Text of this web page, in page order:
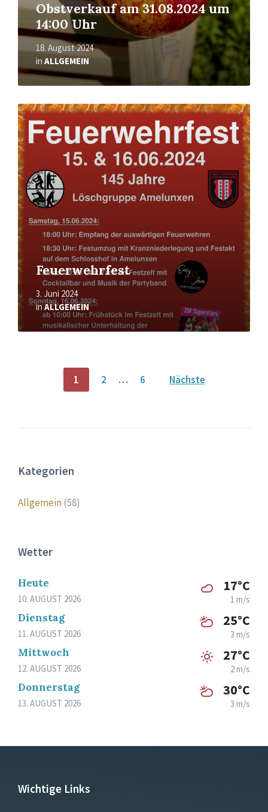
Obstverkauf am 31.08.2024 um
14:00 Uhr
18. August 2024
in ALLGEMEIN
Feuerwehrfest
3. Juni 2024
inALLGEMEIN
Mehr
erfahren
Seitennummerierung
Beiträge
1 2 … 6 Nächste
Kategorien
Allgemein(58)
Wetter
Heute
10. AUGUST 2026
17°C
1 m/s
Dienstag
11. AUGUST 2026
25°C
3 m/s
Mittwoch
12. AUGUST 2026
27°C
2 m/s
Donnerstag
13. AUGUST 2026
30°C
3 m/s
Wichtige Links